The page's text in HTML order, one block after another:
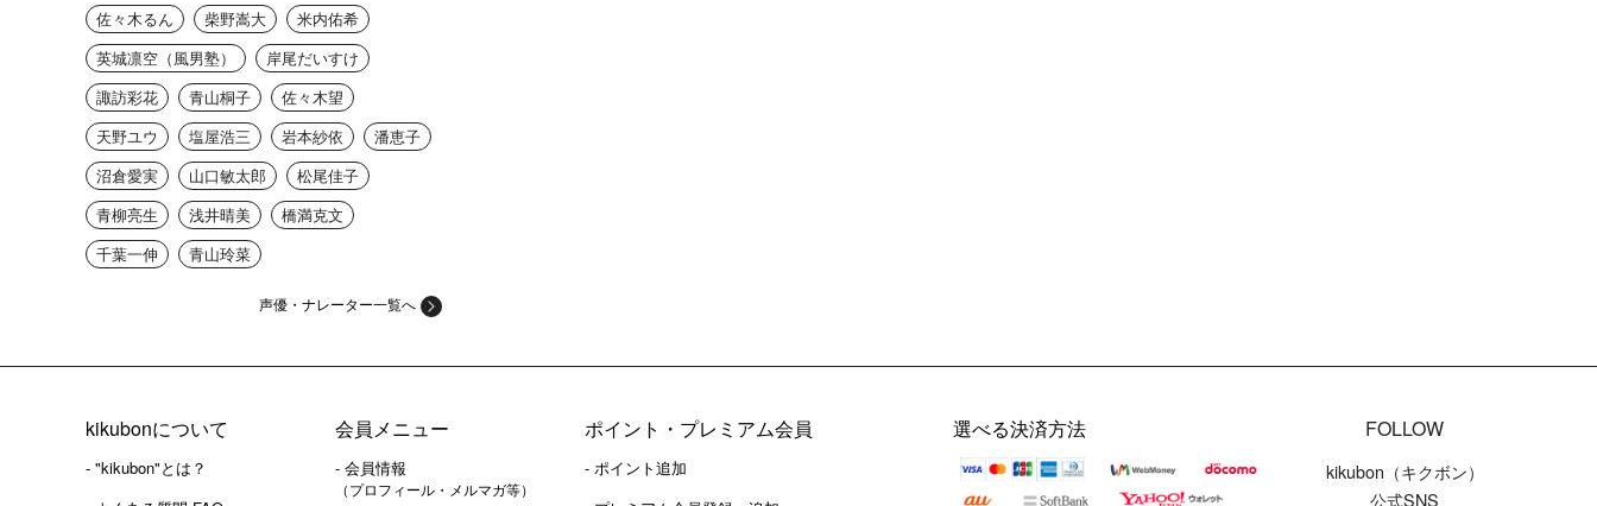
佐々木るん 柴野嵩大
米内佑希
英城凛空（風男塾）
岸尾だいすけ
諏訪彩花
青山桐子
佐々木望
天野ユウ
塩屋浩三 岩本紗依
潘恵子
沼倉愛実
山口敏太郎
松尾佳子
青柳亮生
浅井晴美
橋満克文
千葉一伸
青山玲菜
声優・ナレーター一覧へ
kikubonについて
- "kikubon"とは？
会員メニュー
- 会員情報
（プロフィール・メルマガ等）
ポイント・プレミアム会員
- ポイント追加
FOLLOW
kikubon（キクボン）
公式SNS
選べる決済方法